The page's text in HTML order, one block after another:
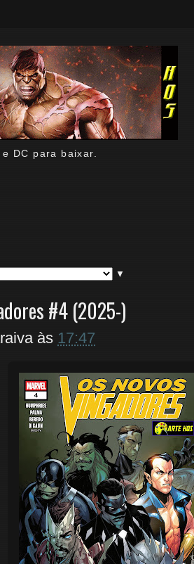
DC para baixar.
▼
#4 (2025-)
às 17:47